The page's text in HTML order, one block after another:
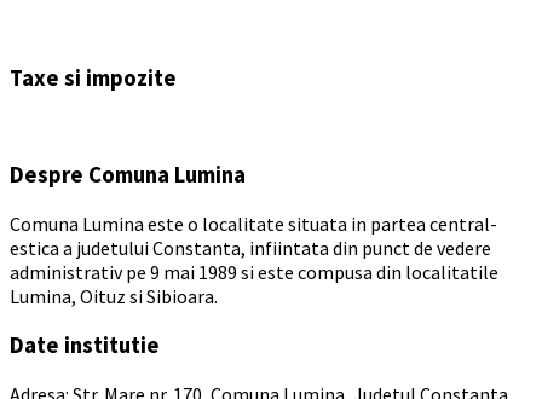
calendar
Taxe si impozite
Despre Comuna Lumina
Comuna Lumina este o localitate situata in partea central-
estica a judetului Constanta, infiintata din punct de vedere
administrativ pe 9 mai 1989 si este compusa din localitatile
Lumina, Oituz si Sibioara.
Date institutie
Adresa: Str. Mare nr. 170, Comuna Lumina, Judetul Constanta,